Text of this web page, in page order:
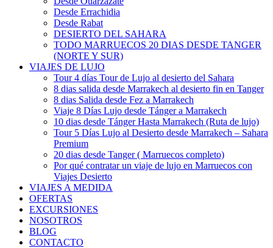
Desde Errachidia
Desde Rabat
DESIERTO DEL SAHARA
TODO MARRUECOS 20 DIAS DESDE TANGER
(NORTE Y SUR)
VIAJES DE LUJO
Tour 4 días Tour de Lujo al desierto del Sahara
8 dias salida desde Marrakech al desierto fin en Tanger
8 dias Salida desde Fez a Marrakech
Viaje 8 Días Lujo desde Tánger a Marrakech
10 dias desde Tánger Hasta Marrakech (Ruta de lujo)
Tour 5 Días Lujo al Desierto desde Marrakech – Sahara
Premium
20 dias desde Tanger ( Marruecos completo)
Por qué contratar un viaje de lujo en Marruecos con
Viajes Desierto
VIAJES A MEDIDA
OFERTAS
EXCURSIONES
NOSOTROS
BLOG
CONTACTO